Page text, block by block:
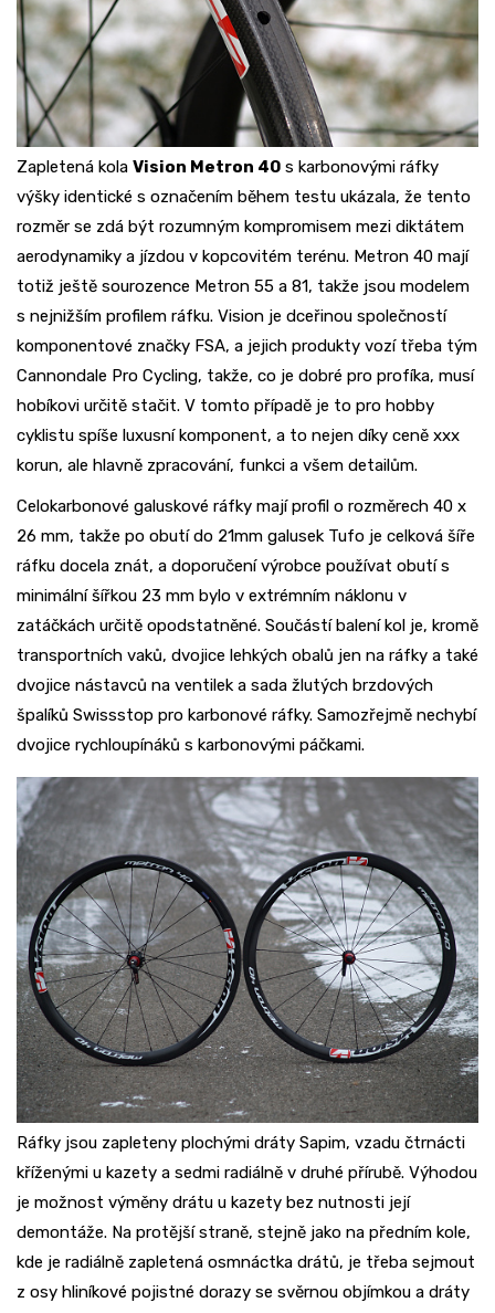
Zapletená kola Vision Metron 40 s karbonovými ráfky
výšky identické s označením během testu ukázala, že tento
rozměr se zdá být rozumným kompromisem mezi diktátem
aerodynamiky a jízdou v kopcovitém terénu. Metron 40 mají
totiž ještě sourozence Metron 55 a 81, takže jsou modelem
s nejnižším profilem ráfku. Vision je dceřinou společností
komponentové značky FSA, a jejich produkty vozí třeba tým
Cannondale Pro Cycling, takže, co je dobré pro profíka, musí
hobíkovi určitě stačit. V tomto případě je to pro hobby
cyklistu spíše luxusní komponent, a to nejen díky ceně xxx
korun, ale hlavně zpracování, funkci a všem detailům.
Celokarbonové galuskové ráfky mají profil o rozměrech 40 x
26 mm, takže po obutí do 21mm galusek Tufo je celková šíře
ráfku docela znát, a doporučení výrobce používat obutí s
minimální šířkou 23 mm bylo v extrémním náklonu v
zatáčkách určitě opodstatněné. Součástí balení kol je, kromě
transportních vaků, dvojice lehkých obalů jen na ráfky a také
dvojice nástavců na ventilek a sada žlutých brzdových
špalíků Swissstop pro karbonové ráfky. Samozřejmě nechybí
dvojice rychloupínáků s karbonovými páčkami.
Ráfky jsou zapleteny plochými dráty Sapim, vzadu čtrnácti
kříženými u kazety a sedmi radiálně v druhé přírubě. Výhodou
je možnost výměny drátu u kazety bez nutnosti její
demontáže. Na protější straně, stejně jako na předním kole,
kde je radiálně zapletená osmnáctka drátů, je třeba sejmout
z osy hliníkové pojistné dorazy se svěrnou objímkou a dráty